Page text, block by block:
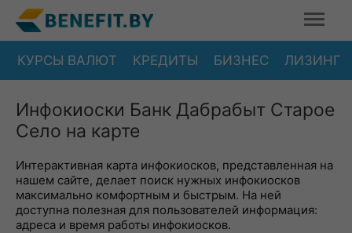
КУРСЫ ВАЛЮТ КРЕДИТЫ БИЗНЕС ЛИЗИНГ
Инфокиоски Банк Дабрабыт Старое
Село на карте
Интерактивная карта инфокиосков, представленная на
нашем сайте, делает поиск нужных инфокиосков
максимально комфортным и быстрым. На ней
доступна полезная для пользователей информация:
адреса и время работы инфокиосков.